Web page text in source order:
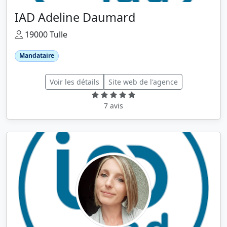
IAD Adeline Daumard
19000 Tulle
Mandataire
Voir les détails Site web de l'agence
7 avis